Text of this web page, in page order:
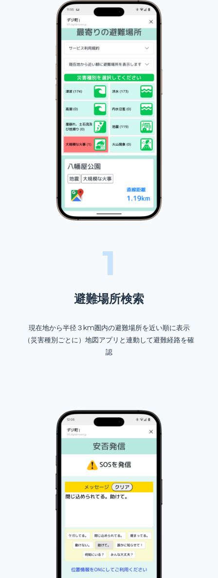
1
避難場所検索
現在地から半径３km圏内の避難場所を近い順に表示
（災害種別ごとに）地図アプリと連動して避難経路を確
認